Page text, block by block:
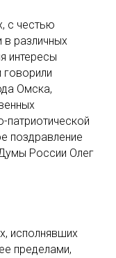
с честью
в различных
интересы
говорили
Омска,
патриотической
поздравление
России Олег
исполнявших
пределами,